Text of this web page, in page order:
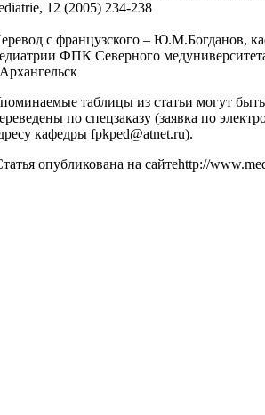
12 (2005) 234-238
с французского – Ю.М.Богданов,
ФПК Северного
таблицы из статьи могут быть
по спецзаказу (заявка по
кафедры fpkped@atnet.ru).
опубликована на сайтеhttp://